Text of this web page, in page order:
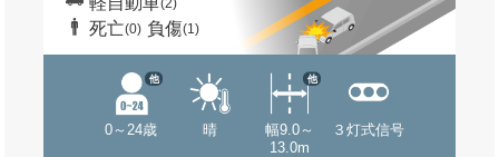
(2)
死亡(0) 負傷(1)
0～24歳
他
晴
幅9.0～
13.0m
他
３灯式信号